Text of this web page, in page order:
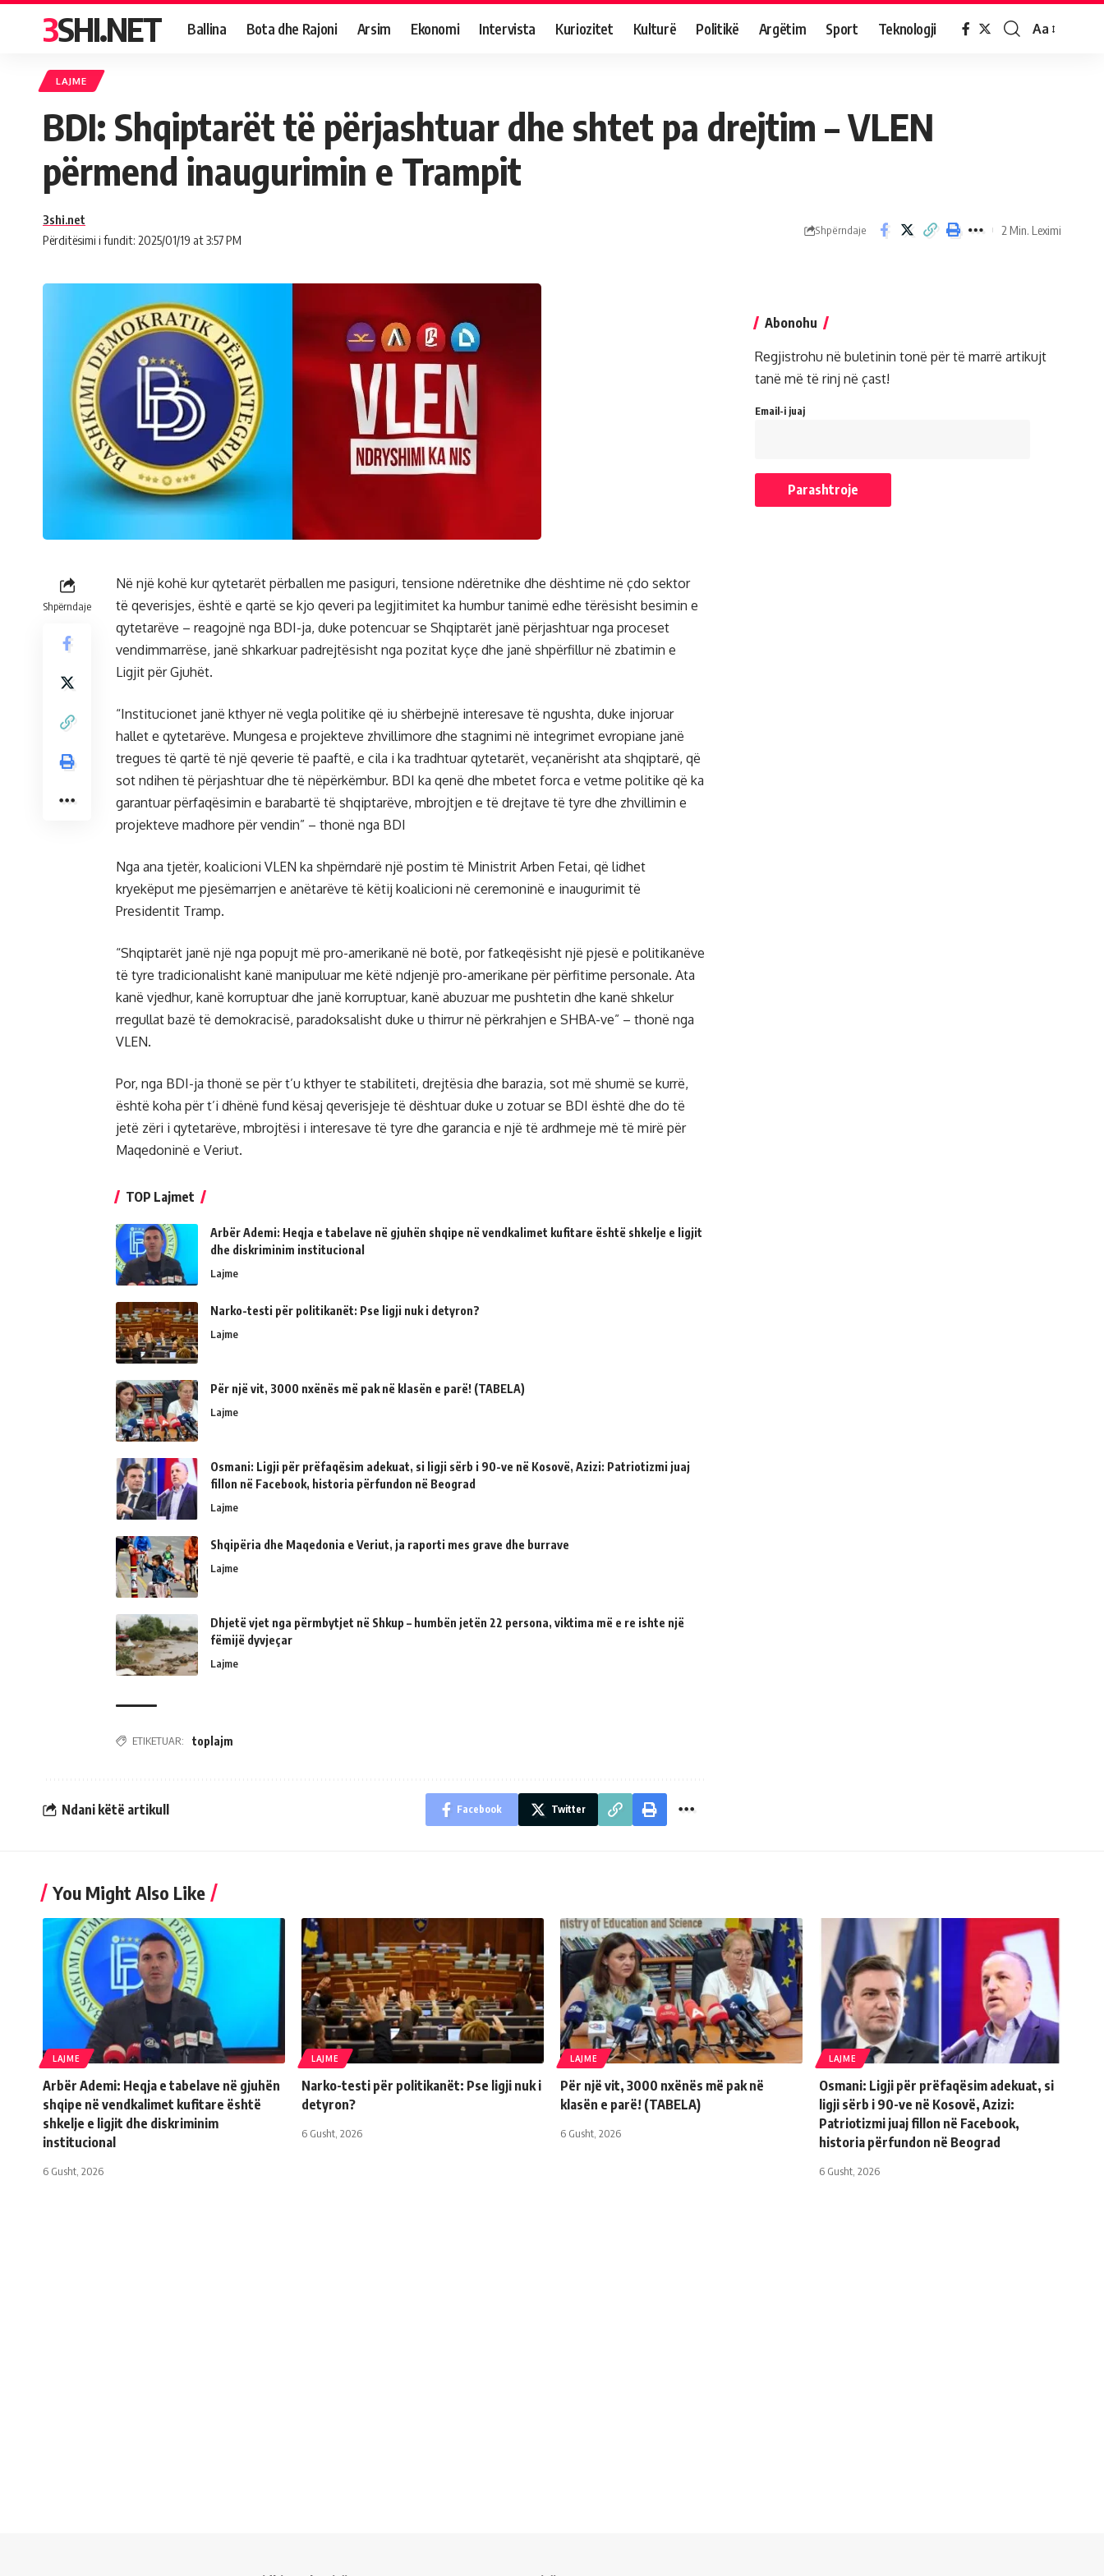
3SHI.NET Ballina Bota dhe Rajoni Arsim Ekonomi Intervista Kuriozitet Kulturë Politikë Argëtim Sport Teknologji Aa
LAJME
BDI: Shqiptarët të përjashtuar dhe shtet pa drejtim – VLEN
përmend inaugurimin e Trampit
Përditësimi i fundit: 2025/01/19 at 3:57 PM
3shi.net
Shpërndaje 2 Min. Leximi
Shpërndaje
Në një kohë kur qytetarët përballen me pasiguri, tensione ndëretnike dhe dështime në çdo sektor
të qeverisjes, është e qartë se kjo qeveri pa legjitimitet ka humbur tanimë edhe tërësisht besimin e
qytetarëve – reagojnë nga BDI-ja, duke potencuar se Shqiptarët janë përjashtuar nga proceset
vendimmarrëse, janë shkarkuar padrejtësisht nga pozitat kyçe dhe janë shpërfillur në zbatimin e
Ligjit për Gjuhët.
“Institucionet janë kthyer në vegla politike që iu shërbejnë interesave të ngushta, duke injoruar
hallet e qytetarëve. Mungesa e projekteve zhvillimore dhe stagnimi në integrimet evropiane janë
tregues të qartë të një qeverie të paaftë, e cila i ka tradhtuar qytetarët, veçanërisht ata shqiptarë, që
sot ndihen të përjashtuar dhe të nëpërkëmbur. BDI ka qenë dhe mbetet forca e vetme politike që ka
garantuar përfaqësimin e barabartë të shqiptarëve, mbrojtjen e të drejtave të tyre dhe zhvillimin e
projekteve madhore për vendin” – thonë nga BDI
Nga ana tjetër, koalicioni VLEN ka shpërndarë një postim të Ministrit Arben Fetai, që lidhet
kryekëput me pjesëmarrjen e anëtarëve të këtij koalicioni në ceremoninë e inaugurimit të
Presidentit Tramp.
“Shqiptarët janë një nga popujt më pro-amerikanë në botë, por fatkeqësisht një pjesë e politikanëve
të tyre tradicionalisht kanë manipuluar me këtë ndjenjë pro-amerikane për përfitime personale. Ata
kanë vjedhur, kanë korruptuar dhe janë korruptuar, kanë abuzuar me pushtetin dhe kanë shkelur
rregullat bazë të demokracisë, paradoksalisht duke u thirrur në përkrahjen e SHBA-ve” – thonë nga
VLEN.
Por, nga BDI-ja thonë se për t’u kthyer te stabiliteti, drejtësia dhe barazia, sot më shumë se kurrë,
është koha për t’i dhënë fund kësaj qeverisjeje të dështuar duke u zotuar se BDI është dhe do të
jetë zëri i qytetarëve, mbrojtësi i interesave të tyre dhe garancia e një të ardhmeje më të mirë për
Maqedoninë e Veriut.
TOP Lajmet
Arbër Ademi: Heqja e tabelave në gjuhën shqipe në vendkalimet kufitare është shkelje e ligjit
dhe diskriminim institucional
Lajme
Narko-testi për politikanët: Pse ligji nuk i detyron?
Lajme
Për një vit, 3000 nxënës më pak në klasën e parë! (TABELA)
Lajme
Osmani: Ligji për prëfaqësim adekuat, si ligji sërb i 90-ve në Kosovë, Azizi: Patriotizmi juaj
fillon në Facebook, historia përfundon në Beograd
Lajme
Shqipëria dhe Maqedonia e Veriut, ja raporti mes grave dhe burrave
Lajme
Dhjetë vjet nga përmbytjet në Shkup – humbën jetën 22 persona, viktima më e re ishte një
fëmijë dyvjeçar
Lajme
ETIKETUAR: toplajm
Ndani këtë artikull Facebook Twitter
Abonohu
Regjistrohu në buletinin tonë për të marrë artikujt
tanë më të rinj në çast!
Email-i juaj
You Might Also Like
LAJME
Arbër Ademi: Heqja e tabelave në gjuhën
shqipe në vendkalimet kufitare është
shkelje e ligjit dhe diskriminim
institucional
6 Gusht, 2026
LAJME
Narko-testi për politikanët: Pse ligji nuk i
detyron?
6 Gusht, 2026
LAJME
Për një vit, 3000 nxënës më pak në
klasën e parë! (TABELA)
6 Gusht, 2026
LAJME
Osmani: Ligji për prëfaqësim adekuat, si
ligji sërb i 90-ve në Kosovë, Azizi:
Patriotizmi juaj fillon në Facebook,
historia përfundon në Beograd
6 Gusht, 2026